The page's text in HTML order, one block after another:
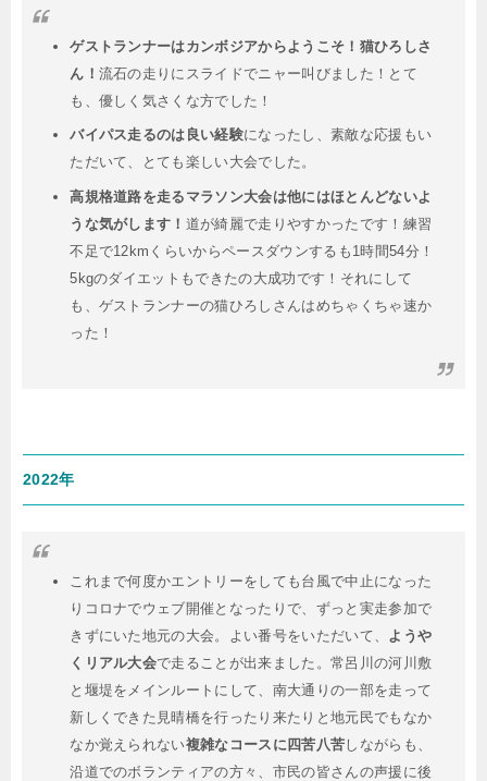
ゲストランナーはカンボジアからようこそ！猫ひろしさ
ん！ 流石の走りにスライドでニャー叫びました！とて
も、優しく気さくな方でした！
バイパス走るのは良い経験になったし、素敵な応援もい
ただいて、とても楽しい大会でした。
高規格道路を走るマラソン大会は他にはほとんどないよ
うな気がします！ 道が綺麗で走りやすかったです！練習
不足で12kmくらいからペースダウンするも1時間54分！
5kgのダイエットもできたの大成功です！それにして
も、ゲストランナーの猫ひろしさんはめちゃくちゃ速か
った！
2022年
これまで何度かエントリーをしても台風で中止になった
りコロナでウェブ開催となったりで、ずっと実走参加で
きずにいた地元の大会。よい番号をいただいて、
ようや
くリアル大会で走ることが出来ました。常呂川の河川敷
と堰堤をメインルートにして、南大通りの一部を走って
新しくできた見晴橋を行ったり来たりと地元民でもなか
なか覚えられない複雑なコースに四苦八苦しながらも、
沿道でのボランティアの方々、市民の皆さんの声援に後